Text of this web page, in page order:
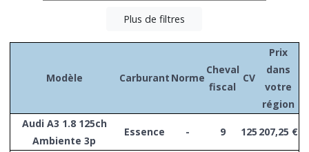
Plus de filtres
Modèle Carburant Norme
Cheval
fiscal
CV
Prix
dans
votre
région
Audi A3 1.8 125ch
Ambiente 3p
Essence - 9 125 207,25 €